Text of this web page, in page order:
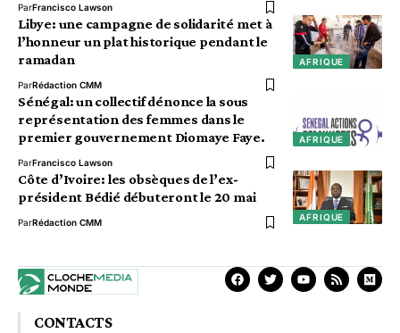
ParFrancisco Lawson
AFRIQUE
Libye: une campagne de solidarité met à
l’honneur un plat historique pendant le
ramadan
ParRédaction CMM
AFRIQUE
Sénégal: un collectif dénonce la sous
représentation des femmes dans le
premier gouvernement Diomaye Faye.
ParFrancisco Lawson
AFRIQUE
Côte d’Ivoire: les obsèques de l’ex-
président Bédié débuteront le 20 mai
ParRédaction CMM
CONTACTS